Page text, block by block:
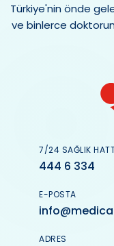
Türkiye'nin önde
ve binlerce
7/24 SAĞLIK
444 6 334
E-POSTA
ADRES